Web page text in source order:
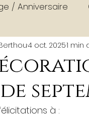
/ Anniversaire
mariage Bar
La vie à
4 oct. 20251 min
à :